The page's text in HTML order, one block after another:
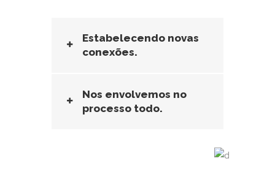
Estabelecendo novas
conexões.
Nos envolvemos no
processo todo.